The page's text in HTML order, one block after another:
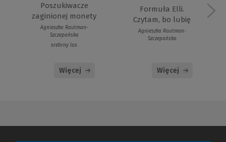
Poszukiwacze
zaginionej monety
Agnieszka Rautman-
Szczepańska
srebrny las
Więcej
Formuła Elli.
Czytam, bo lubię
Agnieszka Rautman-
Szczepańska
Więcej